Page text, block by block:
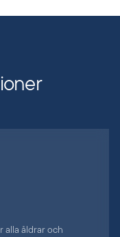
alla åldrar och